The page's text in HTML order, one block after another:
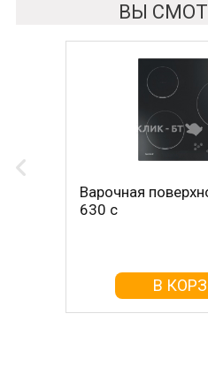
ВЫ
Варочная
630 c
В